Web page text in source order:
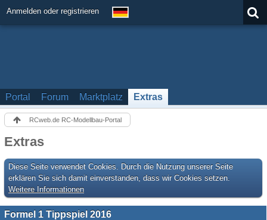
Anmelden oder registrieren
Portal Forum Marktplatz Extras
RCweb.de RC-Modellbau-Portal
Extras
Diese Seite verwendet Cookies. Durch die Nutzung unserer Seite
erklären Sie sich damit einverstanden, dass wir Cookies setzen.
Weitere Informationen
Formel 1 Tippspiel 2016